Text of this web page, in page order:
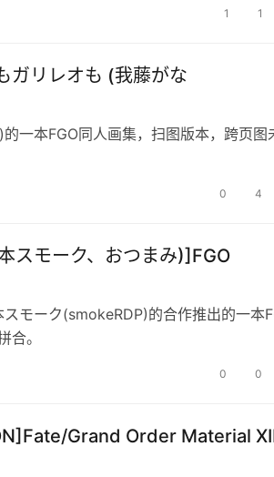
1 1
リレオも (我藤がな
一本FGO同人画集，扫图版本，跨页图
0 4
スモーク、おつまみ)]FGO
モーク(smokeRDP)的合作推出的一本
合。
0 0
Grand Order Material